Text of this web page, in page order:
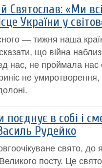
Святослав: «Ми
України у
— тижня наша
що війна
нас, не проймала нас
не
поєднує в собі і
Рудейко
свято, до
посту. Це